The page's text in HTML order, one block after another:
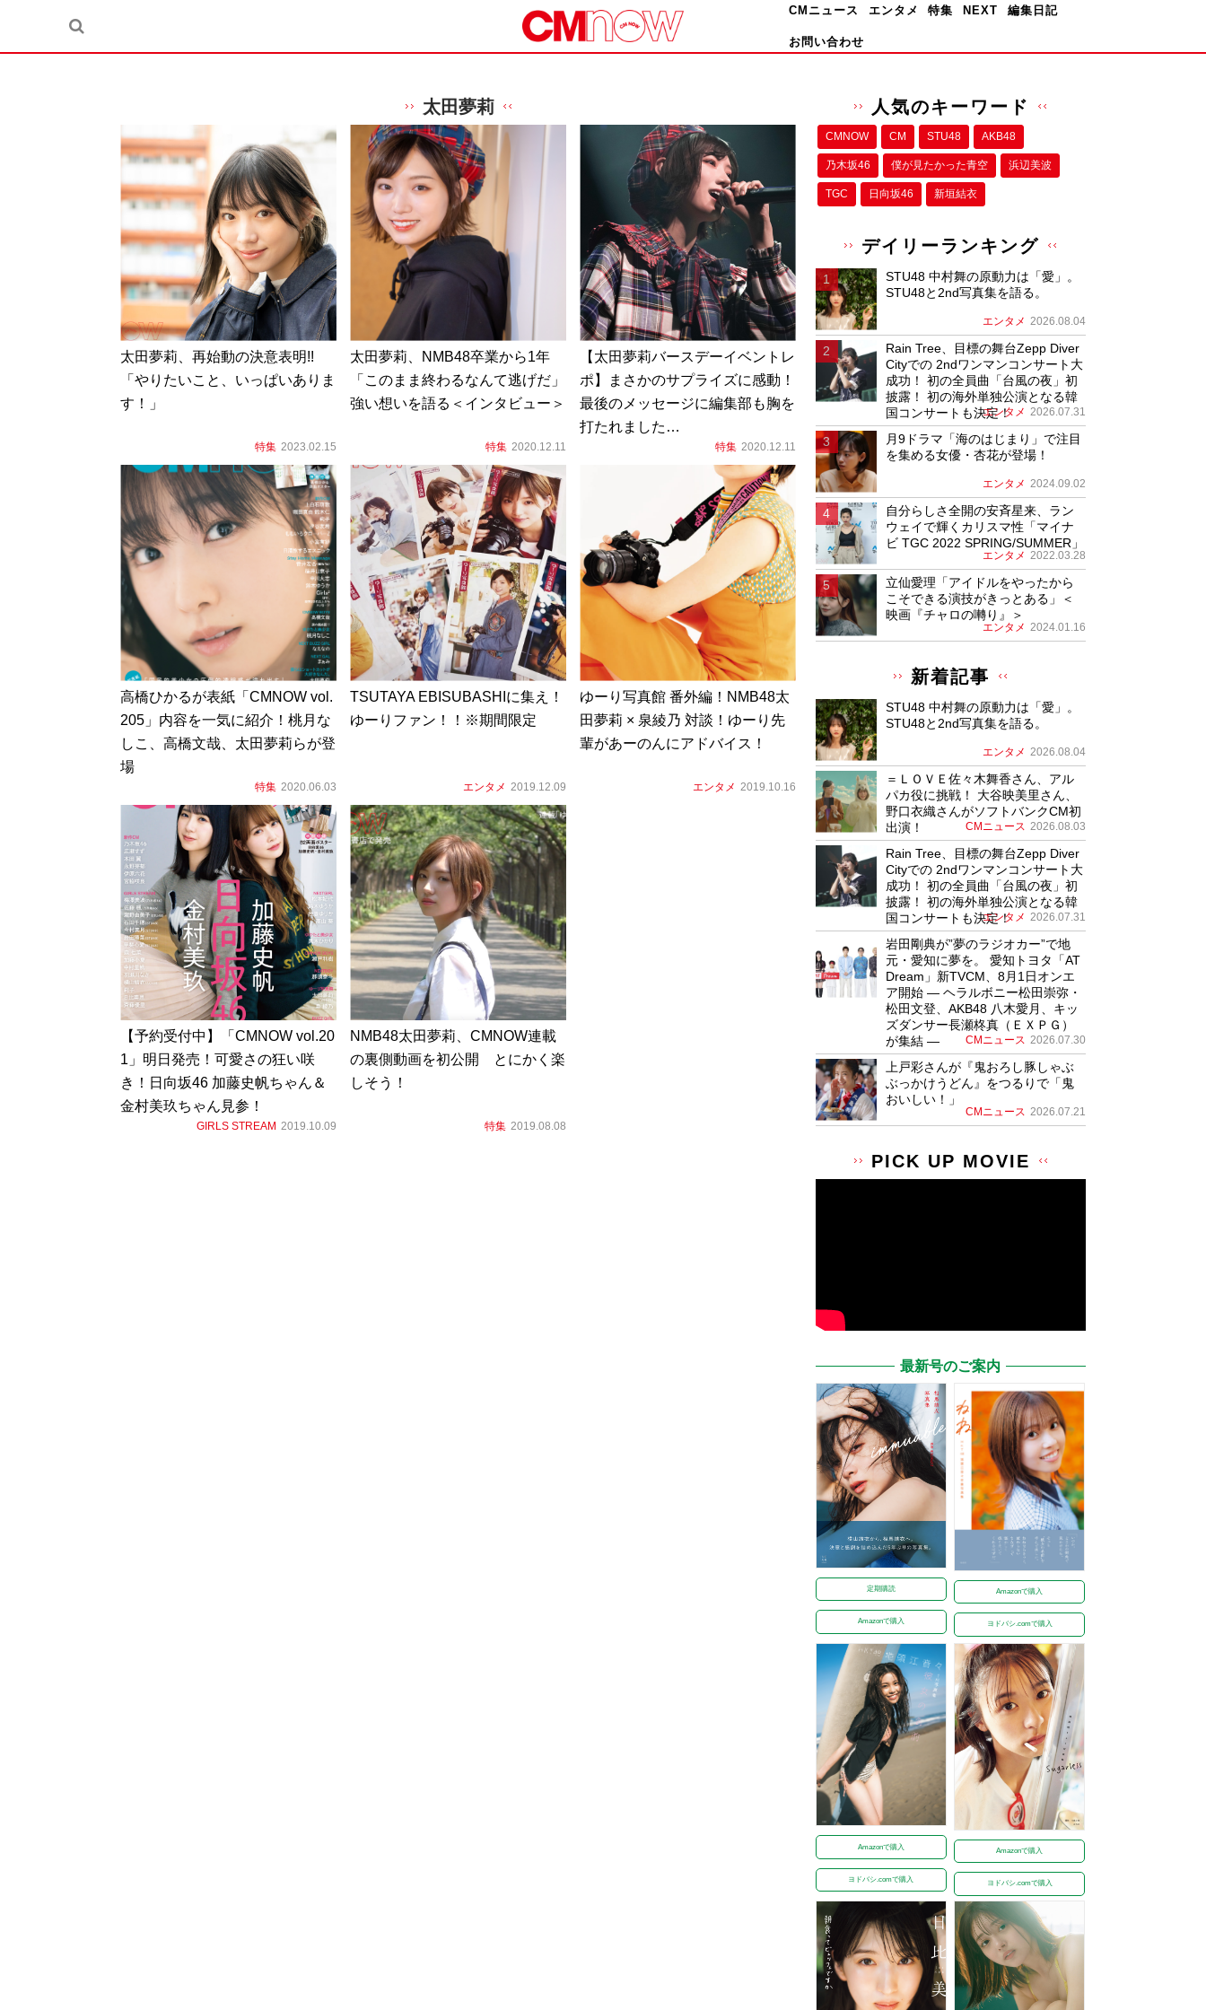
CMニュース エンタメ 特集 NEXT 編集日記
お問い合わせ
太田夢莉
太田夢莉、再始動の決意表明!!
「やりたいこと、いっぱいありま
す！」
特集 2023.02.15
太田夢莉、NMB48卒業から1年
「このまま終わるなんて逃げだ」
強い想いを語る＜インタビュー＞
特集 2020.12.11
【太田夢莉バースデーイベントレ
ポ】まさかのサプライズに感動！
最後のメッセージに編集部も胸を
打たれました…
特集 2020.12.11
高橋ひかるが表紙「CMNOW vol.
205」内容を一気に紹介！桃月な
しこ、高橋文哉、太田夢莉らが登
場
特集 2020.06.03
TSUTAYA EBISUBASHIに集え！
ゆーりファン！！※期間限定
エンタメ 2019.12.09
ゆーり写真館 番外編！NMB48太
田夢莉 × 泉綾乃 対談！ゆーり先
輩があーのんにアドバイス！
エンタメ 2019.10.16
【予約受付中】「CMNOW vol.20
1」明日発売！可愛さの狂い咲
き！日向坂46 加藤史帆ちゃん＆
金村美玖ちゃん見参！
GIRLS STREAM 2019.10.09
NMB48太田夢莉、CMNOW連載
の裏側動画を初公開 とにかく楽
しそう！
特集 2019.08.08
人気のキーワード
CMNOW CM STU48 AKB48
乃木坂46 僕が⾒たかった⻘空 浜辺美波
TGC 日向坂46 新垣結衣
デイリーランキング
STU48 中村舞の原動力は「愛」。
STU48と2nd写真集を語る。
エンタメ 2026.08.04
Rain Tree、目標の舞台Zepp Diver
Cityでの 2ndワンマンコンサート大
成功！ 初の全員曲「台風の夜」初
披露！ 初の海外単独公演となる韓
国コンサートも決定！
エンタメ 2026.07.31
月9ドラマ「海のはじまり」で注目
を集める女優・杏花が登場！
エンタメ 2024.09.02
自分らしさ全開の安斉星来、ラン
ウェイで輝くカリスマ性「マイナ
ビ TGC 2022 SPRING/SUMMER」
エンタメ 2022.03.28
立仙愛理「アイドルをやったから
こそできる演技がきっとある」＜
映画『チャロの囀り』＞
エンタメ 2024.01.16
新着記事
STU48 中村舞の原動力は「愛」。
STU48と2nd写真集を語る。
エンタメ 2026.08.04
＝ＬＯＶＥ佐々木舞香さん、アル
パカ役に挑戦！ 大谷映美里さん、
野口衣織さんがソフトバンクCM初
出演！
CMニュース 2026.08.03
Rain Tree、目標の舞台Zepp Diver
Cityでの 2ndワンマンコンサート大
成功！ 初の全員曲「台風の夜」初
披露！ 初の海外単独公演となる韓
国コンサートも決定！
エンタメ 2026.07.31
岩田剛典が”夢のラジオカー”で地
元・愛知に夢を。 愛知トヨタ「AT
Dream」新TVCM、8月1日オンエ
ア開始 ― ヘラルボニー松田崇弥・
松田文登、AKB48 八木愛月、キッ
ズダンサー長瀬柊真（ＥＸＰＧ）
が集結 ―
CMニュース 2026.07.30
上戸彩さんが『鬼おろし豚しゃぶ
ぶっかけうどん』をつるりで「鬼
おいしい！」
CMニュース 2026.07.21
PICK UP MOVIE
最新号のご案内
定期購読
Amazonで購入
Amazonで購入
ヨドバシ.comで購入
Amazonで購入
ヨドバシ.comで購入
Amazonで購入
ヨドバシ.comで購入